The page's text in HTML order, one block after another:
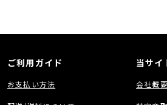
○ 感度 (2.83V/1m) 86dB
○ 外形寸法（W×H×D） 166mm × 324mm ×
○ 質量（1台） 5.5kg
ご利用ガイド
お支払い方法
当サイ
会社概要